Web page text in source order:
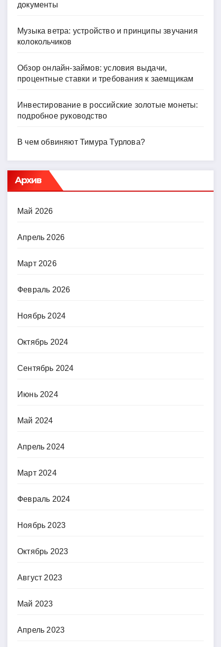
документы
Музыка ветра: устройство и принципы звучания
колокольчиков
Обзор онлайн-займов: условия выдачи,
процентные ставки и требования к заемщикам
Инвестирование в российские золотые монеты:
подробное руководство
В чем обвиняют Тимура Турлова?
Архив
Май 2026
Апрель 2026
Март 2026
Февраль 2026
Ноябрь 2024
Октябрь 2024
Сентябрь 2024
Июнь 2024
Май 2024
Апрель 2024
Март 2024
Февраль 2024
Ноябрь 2023
Октябрь 2023
Август 2023
Май 2023
Апрель 2023